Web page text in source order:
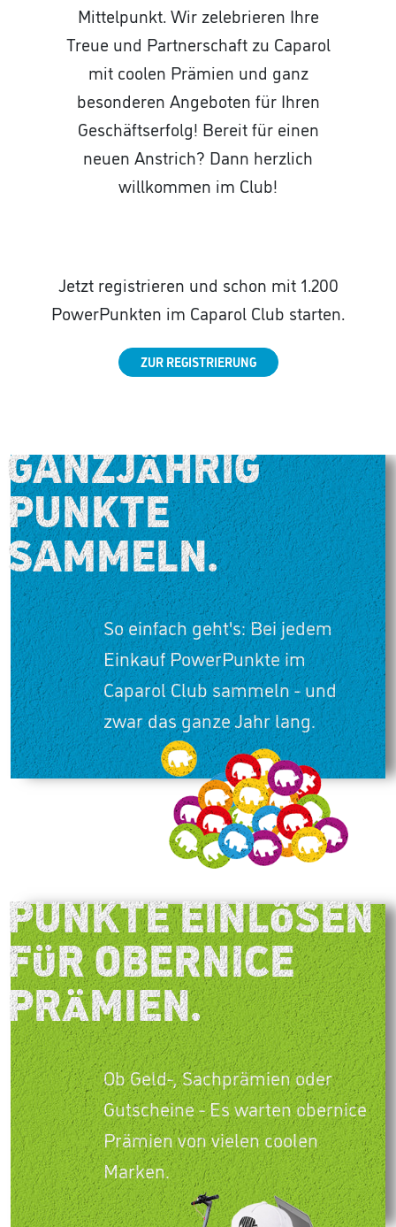
Mittelpunkt. Wir zelebrieren Ihre
Treue und Partnerschaft zu Caparol
mit coolen Prämien und ganz
besonderen Angeboten für Ihren
Geschäftserfolg! Bereit für einen
neuen Anstrich? Dann herzlich
willkommen im Club!
Jetzt registrieren und schon mit 1.200
PowerPunkten im Caparol Club starten.
ZUR REGISTRIERUNG
PUNKTE EINLÖSEN
FÜR OBERNICE
PRÄMIEN.
Ob Geld-, Sachprämien oder
Gutscheine - Es warten obernice
Prämien von vielen coolen
Marken.
GANZJÄHRIG
PUNKTE
SAMMELN.
So einfach geht's: Bei jedem
Einkauf PowerPunkte im
Caparol Club sammeln - und
zwar das ganze Jahr lang.